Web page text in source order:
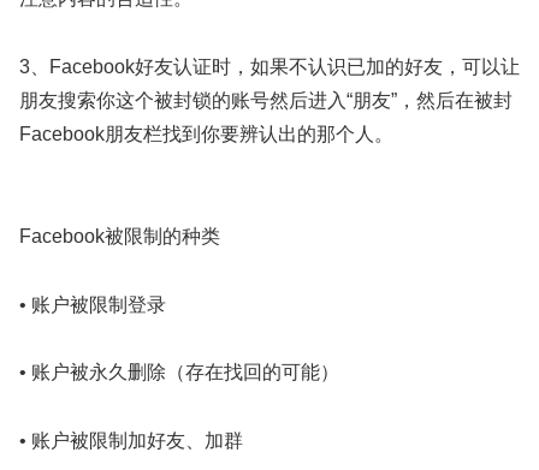
3、Facebook好友认证时，如果不认识已加的好友，可以让
朋友搜索你这个被封锁的账号然后进入“朋友”，然后在被封
Facebook朋友栏找到你要辨认出的那个人。
Facebook被限制的种类
• 账户被限制登录
• 账户被永久删除（存在找回的可能）
• 账户被限制加好友、加群